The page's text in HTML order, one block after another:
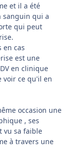
et il a été
sanguin qui a
qui peut
en cas
est une
en clinique
voir ce qu'il en
occasion une
, ses
vu sa faible
à travers une